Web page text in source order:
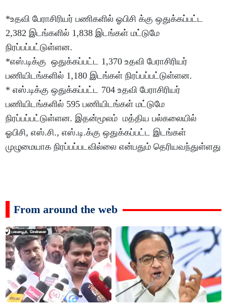
*உதவி பேராசிரியர் பணிகளில் ஓபிசி க்கு ஒதுக்கப்பட்ட
2,382 இடங்களில் 1,838 இடங்கள் மட்டுமே
நிரப்பப்பட்டுள்ளன.
*எஸ்.டிக்கு ஒதுக்கப்பட்ட 1,370 உதவி பேராசிரியர்
பணியிடங்களில் 1,180 இடங்கள் நிரப்பப்பட்டுள்ளன.
* எஸ்.டிக்கு ஒதுக்கப்பட்ட 704 உதவி பேராசிரியர்
பணியிடங்களில் 595 பணியிடங்கள் மட்டுமே
நிரப்பப்பட்டுள்ளன. இதன்மூலம் மத்திய பல்கலையில்
ஓபிசி, எஸ்.சி., எஸ்.டி.க்கு ஒதுக்கப்பட்ட இடங்கள்
முழுமையாக நிரப்பப்படவில்லை என்பதும் தெரியவந்துள்ளது
From around the web